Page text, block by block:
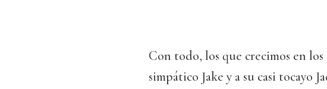
Con todo, los que crecimos en
simpático Jake y a su casi tocayo